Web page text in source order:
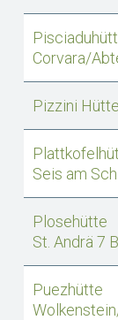
Corvara/
Pizzini Hütte
Seis am
Plosehütte
St. Andrä 7
Puezhütte